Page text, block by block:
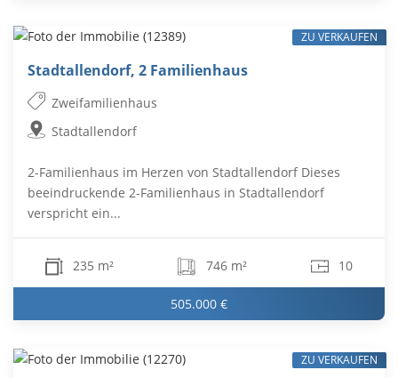
Stadtallendorf, 2 Familienhaus
Zweifamilienhaus
Stadtallendorf
2-Familienhaus im Herzen von Stadtallendorf Dieses
beeindruckende 2-Familienhaus in Stadtallendorf
verspricht ein...
235 m² 746 m² 10
505.000 €
ZU VERKAUFEN
ZU VERKAUFEN